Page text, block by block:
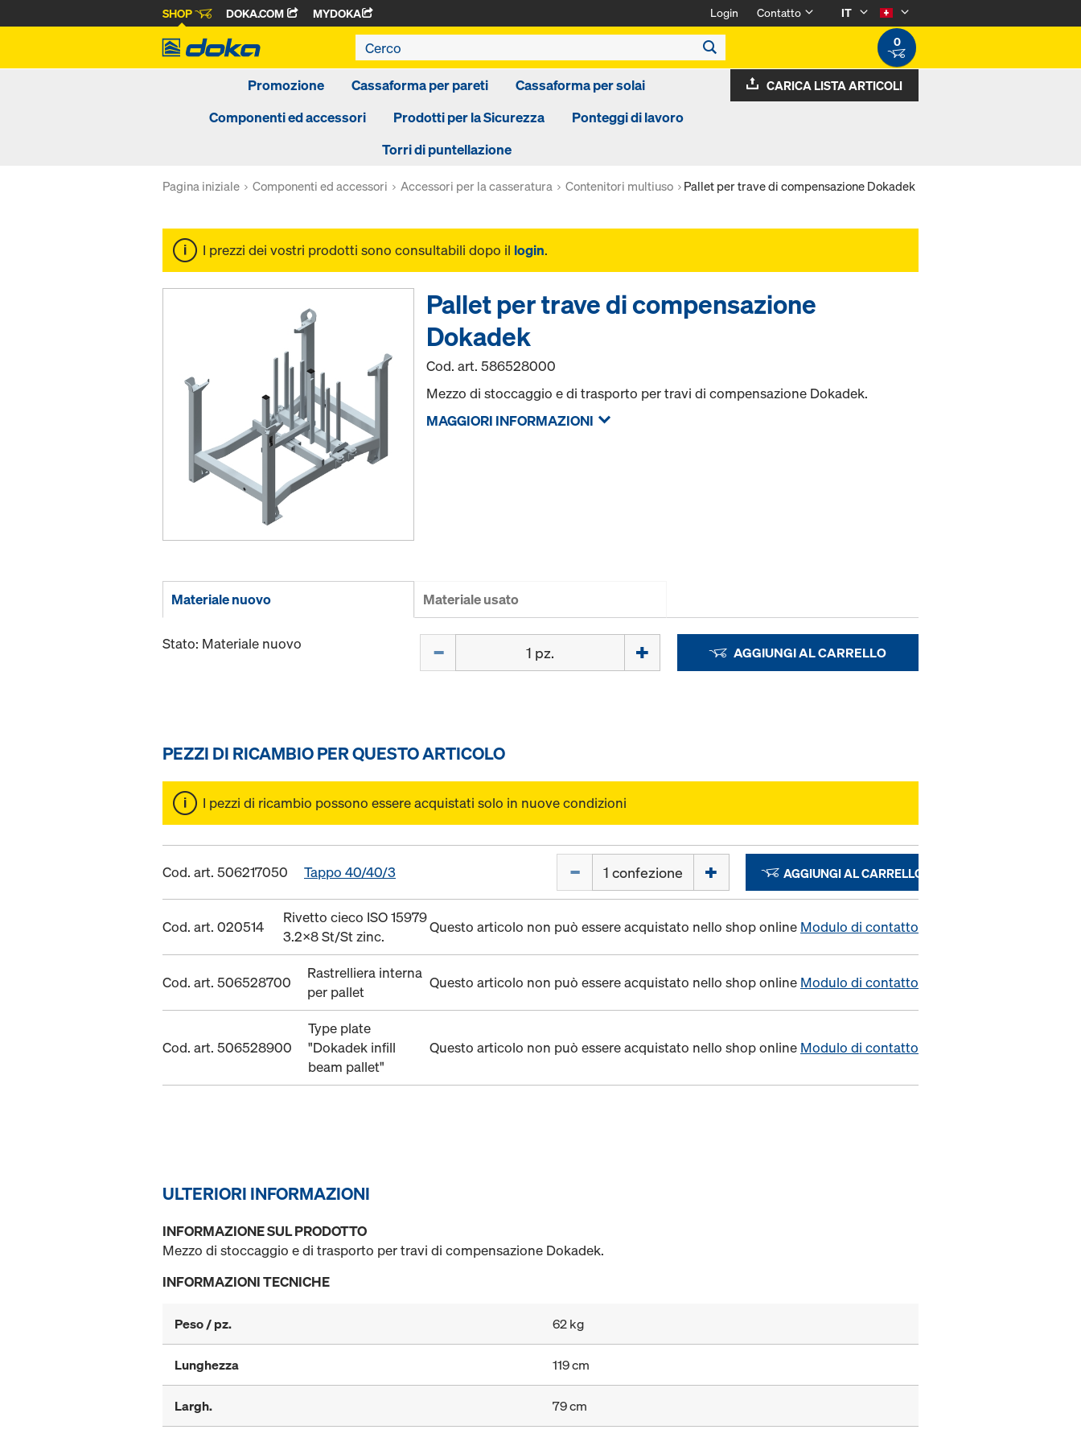
SHOP DOKA.COM MYDOKA Login Contatto
IT
0
Promozione Cassaforma per pareti
Cassaforma per solai
Componenti ed accessori
Prodotti per la Sicurezza
Ponteggi di lavoro
Torri di puntellazione
CARICA LISTA ARTICOLI
Pagina iniziale Componenti ed accessori Accessori per la casseratura Contenitori multiuso Pallet per trave di compensazione Dokadek
I prezzi dei vostri prodotti sono consultabili dopo il login.
Pallet per trave di compensazione
Dokadek
Cod. art.586528000
Mezzo di stoccaggio e di trasporto per travi di compensazione Dokadek.
MAGGIORI INFORMAZIONI
Materiale nuovo Materiale usato
Stato: Materiale nuovo AGGIUNGI AL CARRELLO
PEZZI DI RICAMBIO PER QUESTO ARTICOLO
I pezzi di ricambio possono essere acquistati solo in nuove condizioni
Cod. art. 506217050 Tappo 40/40/3 AGGIUNGI AL CARRELLO
Cod. art. 020514
Rivetto cieco ISO 15979
3.2x8 St/St zinc.
Questo articolo non può essere acquistato nello shop online Modulo di contatto
Cod. art. 506528700
Rastrelliera interna
per pallet
Questo articolo non può essere acquistato nello shop online Modulo di contatto
Cod. art. 506528900
Type plate
"Dokadek infill
beam pallet"
Questo articolo non può essere acquistato nello shop online Modulo di contatto
ULTERIORI INFORMAZIONI
INFORMAZIONE SUL PRODOTTO
Mezzo di stoccaggio e di trasporto per travi di compensazione Dokadek.
INFORMAZIONI TECNICHE
Peso / pz. 62 kg
Lunghezza 119 cm
Largh. 79 cm